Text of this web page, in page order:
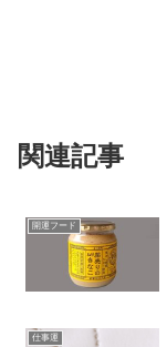
関連記事
開運フード
仕事運